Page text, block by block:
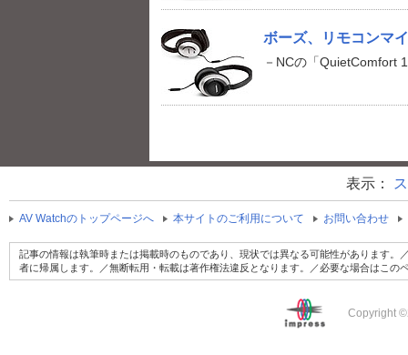
ボーズ、リモコンマ
－NCの「QuietComfort
表示：
AV Watchのトップページへ 本サイトのご利用について お問い合わせ
記事の情報は執筆時または掲載時のものであり、現状では異なる可能性があります
者に帰属します。／無断転用・転載は著作権法違反となります。／必要な場合はこ
Copyright